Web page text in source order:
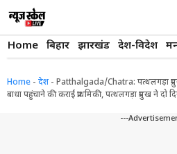
content
Home बिहार झारखंड देश-विदेश
Home - देश - Patthalgada/Chatra: पत्थलगड़ा
बाधा पहुंचाने की कराई प्राथमिकी, पत्थलगड़ा प्रमुख ने दो
---